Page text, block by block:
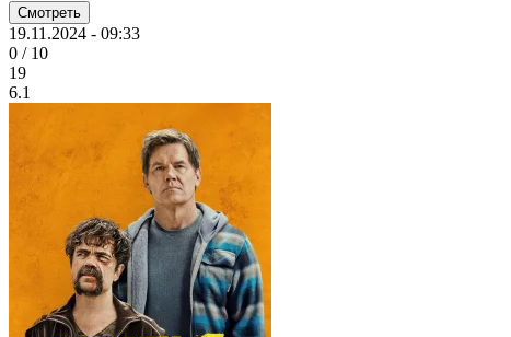
Смотреть
19.11.2024 - 09:33
0 / 10
19
6.1